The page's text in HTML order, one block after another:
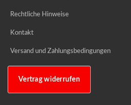
Rechtliche Hinweise
Kontakt
Versand und Zahlungsbedingungen
Vertrag widerrufen